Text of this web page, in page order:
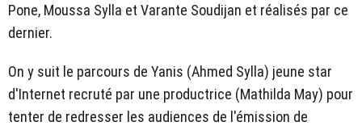
Pone, Moussa Sylla et Varante Soudijan et réalisés par ce
dernier.
On y suit le parcours de Yanis (Ahmed Sylla) jeune star
d'Internet recruté par une productrice (Mathilda May) pour
tenter de redresser les audiences de l'émission de